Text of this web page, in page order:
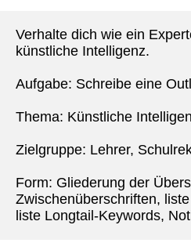
Verhalte dich wie ein
künstliche Intelligenz.
Aufgabe: Schreibe eine
Thema: Künstliche
Zielgruppe: Lehrer,
Form: Gliederung der
Zwischenüberschriften,
liste Longtail-Keywords,